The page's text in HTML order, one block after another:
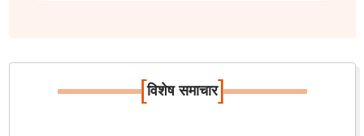
[विशेष समाचार]